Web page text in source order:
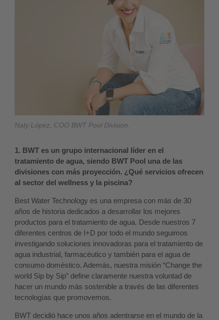
Naty López, COO BWT Pool Division.
1. BWT es un grupo internacional líder en el
tratamiento de agua, siendo BWT Pool una de las
divisiones con más proyección. ¿Qué servicios ofrecen
al sector del wellness y la piscina?
Best Water Technology es una empresa con más de 30
años de historia dedicados a desarrollar los mejores
productos para el tratamiento de agua. Desde nuestros 7
diferentes centros de I+D por todo el mundo seguimos
investigando soluciones innovadoras para el tratamiento de
agua industrial, farmacéutico y también para el agua de
consumo doméstico. Además, nuestra misión “Change the
world Sip by Sip” define claramente nuestra voluntad de
hacer un mundo más sostenible a través de las diferentes
tecnologías que promovemos.
BWT decidió hace unos años adentrarse en el mundo de la